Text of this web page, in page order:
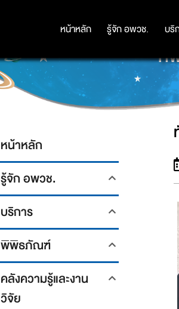
หน้าหลัก รู้จัก อพวช. บริ
หน้าหลัก รู้จัก อพวช. บริ
ทั
หน้าหลัก
รู้จัก อพวช.
บริการ
พิพิธภัณฑ์
คลังความรู้และงาน
วิจัย